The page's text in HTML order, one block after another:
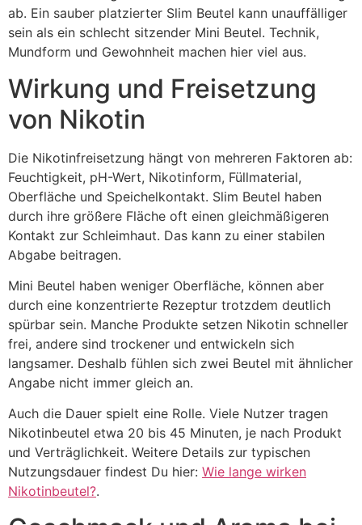
ab. Ein sauber platzierter Slim Beutel kann unauffälliger
sein als ein schlecht sitzender Mini Beutel. Technik,
Mundform und Gewohnheit machen hier viel aus.
Wirkung und Freisetzung
von Nikotin
Die Nikotinfreisetzung hängt von mehreren Faktoren ab:
Feuchtigkeit, pH-Wert, Nikotinform, Füllmaterial,
Oberfläche und Speichelkontakt. Slim Beutel haben
durch ihre größere Fläche oft einen gleichmäßigeren
Kontakt zur Schleimhaut. Das kann zu einer stabilen
Abgabe beitragen.
Mini Beutel haben weniger Oberfläche, können aber
durch eine konzentrierte Rezeptur trotzdem deutlich
spürbar sein. Manche Produkte setzen Nikotin schneller
frei, andere sind trockener und entwickeln sich
langsamer. Deshalb fühlen sich zwei Beutel mit ähnlicher
Angabe nicht immer gleich an.
Auch die Dauer spielt eine Rolle. Viele Nutzer tragen
Nikotinbeutel etwa 20 bis 45 Minuten, je nach Produkt
und Verträglichkeit. Weitere Details zur typischen
Nutzungsdauer findest Du hier: Wie lange wirken
Nikotinbeutel?.